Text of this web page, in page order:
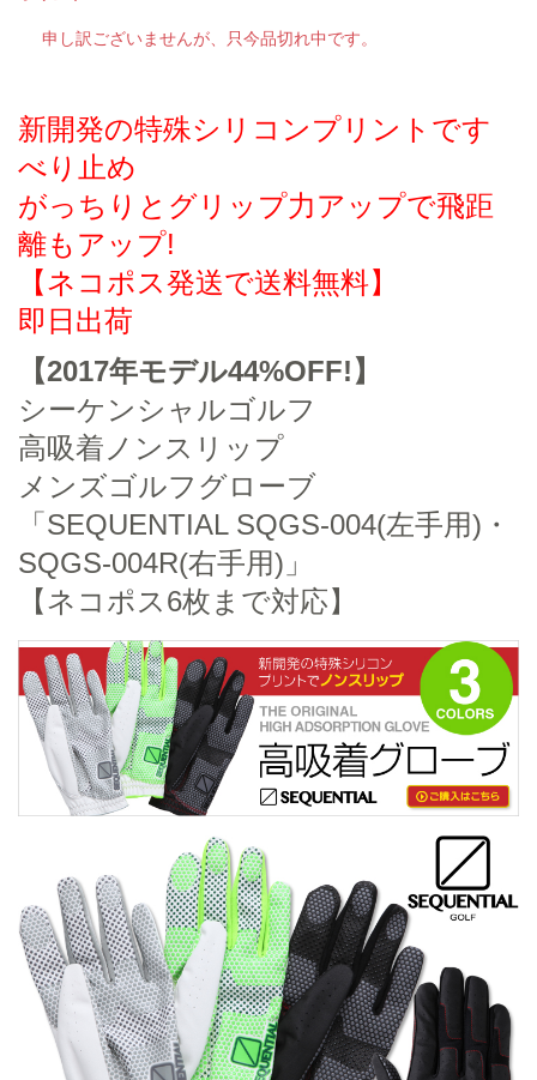
申し訳ございませんが、只今品切れ中です。
新開発の特殊シリコンプリントです
べり止め
がっちりとグリップ力アップで飛距
離もアップ!
【ネコポス発送で送料無料】
即日出荷
【2017年モデル44%OFF!】
シーケンシャルゴルフ
高吸着ノンスリップ
メンズゴルフグローブ
「SEQUENTIAL SQGS-004(左手用)・
SQGS-004R(右手用)」
【ネコポス6枚まで対応】